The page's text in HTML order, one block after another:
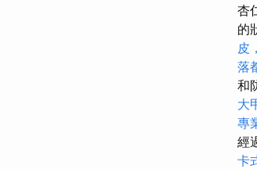
杏
的
皮
落
和
大
專
經
卡